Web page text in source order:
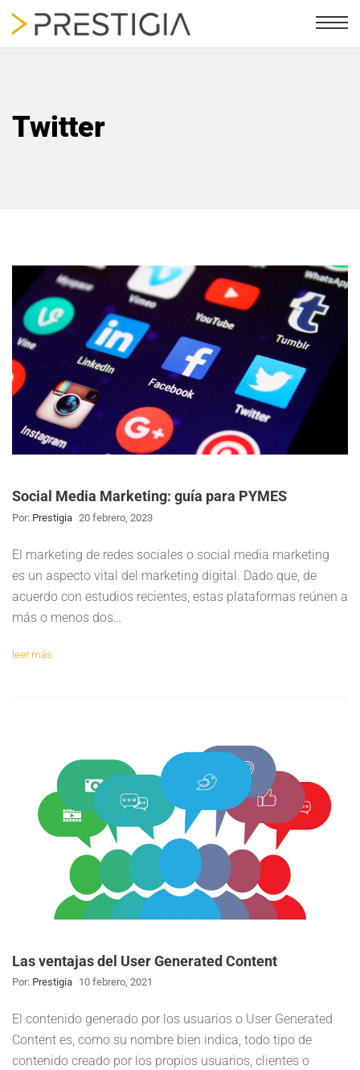
Twitter
Social Media Marketing: guía para PYMES
Por: Prestigia 20 febrero, 2023
El marketing de redes sociales o social media marketing
es un aspecto vital del marketing digital. Dado que, de
acuerdo con estudios recientes, estas plataformas reúnen a
más o menos dos…
leer más
Las ventajas del User Generated Content
Por: Prestigia 10 febrero, 2021
El contenido generado por los usuarios o User Generated
Content es, como su nombre bien indica, todo tipo de
contenido creado por los propios usuarios, clientes o